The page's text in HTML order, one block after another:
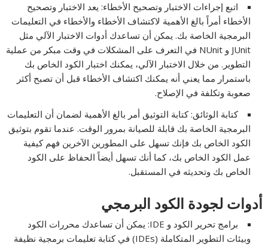
اتبع إجراءات الاختبار وتصحيح الأخطاء: يعد الاختبار وتصحيح
الأخطاء أمراً بالغ الأهمية لاكتشاف الأخطاء والأخطاء في التعليمات
البرمجية الخاصة بك. يمكن أن تساعدك أدوات الاختبار الآلي مثل
JUnit و NUnit في التعرف على المشكلات في وقت مبكر من عملية
التطوير. من خلال الاختبار الآلي، يمكنك اختبار الكود الخاص بك
باستمرار مما يعني أنه يمكنك اكتشاف الأخطاء قبل أن تصبح أكثر
صعوبة وتكلفة في الإصلاح.
كتابة الوثائق: كتابة التوثيق أمر بالغ الأهمية لضمان أن التعليمات
البرمجية الخاصة بك قابلة للصيانة بمرور الوقت. عندما تقوم بتوثيق
الكود الخاص بك فإنك تسهل على المطورين الآخرين فهم كيفية
عمل الكود الخاص بك، كما أنك تسهل أيضاً الحفاظ على الكود
الخاص بك وتحديثه في المستقبل.
أدوات لجودة الكود البرمجي
برامج تحرير الكود و IDE: يمكن أن تساعدك محررات الكود
وبيئات التطوير المتكاملة (IDEs) في كتابة تعليمات برمجية نظيفة